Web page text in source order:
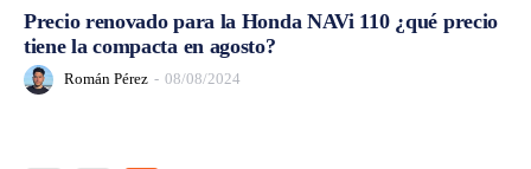
Precio renovado para la Honda NAVi 110 ¿qué precio
tiene la compacta en agosto?
Román Pérez - 08/08/2024